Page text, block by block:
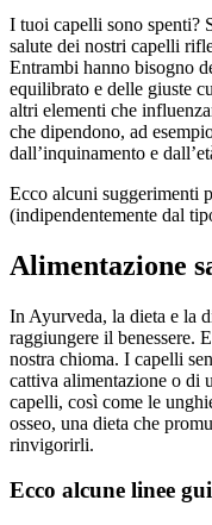
I tuoi capelli sono spenti?
salute dei nostri capelli
Entrambi hanno bisogno
equilibrato e delle giuste
altri elementi che
che dipendono, ad
dall’inquinamento e
Ecco alcuni suggerimenti
(indipendentemente dal
Alimentazione
In Ayurveda, la dieta e la
raggiungere il benessere.
nostra chioma. I capelli
cattiva alimentazione o di
capelli, così come le
osseo, una dieta che
rinvigorirli.
Ecco alcune linee